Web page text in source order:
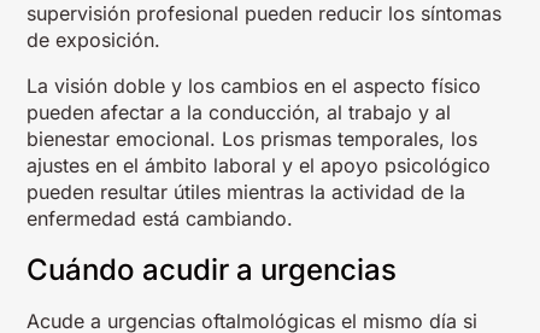
supervisión profesional pueden reducir los síntomas
de exposición.
La visión doble y los cambios en el aspecto físico
pueden afectar a la conducción, al trabajo y al
bienestar emocional. Los prismas temporales, los
ajustes en el ámbito laboral y el apoyo psicológico
pueden resultar útiles mientras la actividad de la
enfermedad está cambiando.
Cuándo acudir a urgencias
Acude a urgencias oftalmológicas el mismo día si